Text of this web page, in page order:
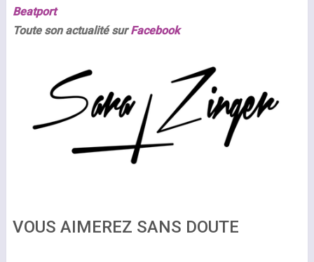
Beatport
Toute son actualité surFacebook
VOUS AIMEREZ SANS DOUTE